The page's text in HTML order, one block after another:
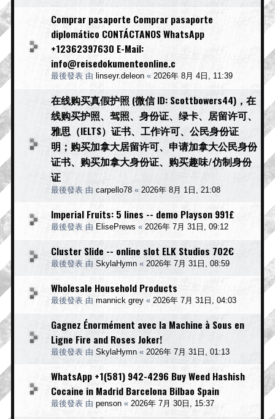
Comprar pasaporte Comprar pasaporte
diplomático CONTÁCTANOS WhatsApp
+12362397630 E-Mail:
info@reisedokumenteonline.c
最後發表 由 linseyr.deleon « 2026年 8月 4日, 11:39
在线购买真假护照 (微信 ID: Scottbowers44)，在
线购买护照、驾照、身份证、绿卡、居留许可、
雅思（IELTS）证书、工作许可、公民身份证
明；购买加拿大居留许可、申请加拿大公民身份
证书、购买加拿大身份证、购买趣味/仿制身份
证
最後發表 由 carpello78 « 2026年 8月 1日, 21:08
Imperial Fruits: 5 lines -- demo Playson 991£
最後發表 由 ElisePrews « 2026年 7月 31日, 09:12
Cluster Slide -- online slot ELK Studios 702€
最後發表 由 SkylaHymn « 2026年 7月 31日, 08:59
Wholesale Household Products
最後發表 由 mannick grey « 2026年 7月 31日, 04:03
Gagnez Énormément avec la Machine à Sous en
Ligne Fire and Roses Joker!
最後發表 由 SkylaHymn « 2026年 7月 31日, 01:13
WhatsApp +1(581) 942-4296 Buy Weed Hashish
Cocaine in Madrid Barcelona Bilbao Spain
最後發表 由 penson « 2026年 7月 30日, 15:37